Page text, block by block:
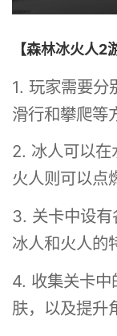
【森林冰火人2
1. 玩家需要分
滑行和攀爬等
2. 冰人可以在
火人则可以点
3. 关卡中设有
冰人和火人的
4. 收集关卡中
肤，以及提升